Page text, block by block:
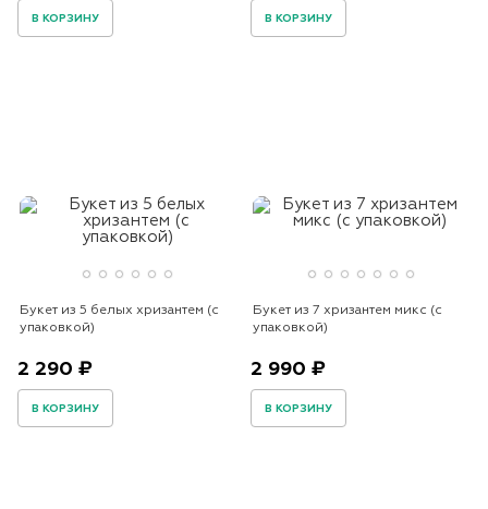
В КОРЗИНУ В КОРЗИНУ
Букет из 5 белых хризантем (с
упаковкой)
2 290 ₽
В КОРЗИНУ
Букет из 7 хризантем микс (с
упаковкой)
2 990 ₽
В КОРЗИНУ